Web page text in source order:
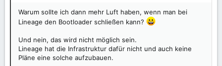
Warum sollte ich dann mehr Luft haben, wenn man bei
Lineage den Bootloader schließen kann?
Und nein, das wird nicht möglich sein.
Lineage hat die Infrastruktur dafür nicht und auch keine
Pläne eine solche aufzubauen.